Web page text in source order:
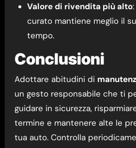
Valore di rivendita più alto
curato mantiene meglio il
tempo.
Conclusioni
Adottare abitudini di
un gesto responsabile che ti
guidare in sicurezza,
termine e mantenere alte le
tua auto. Controlla